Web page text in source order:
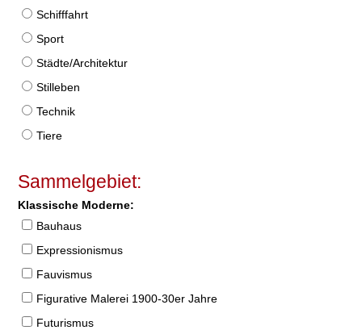
Schifffahrt
Sport
Städte/Architektur
Stilleben
Technik
Tiere
Sammelgebiet:
Klassische Moderne:
Bauhaus
Expressionismus
Fauvismus
Figurative Malerei 1900-30er Jahre
Futurismus